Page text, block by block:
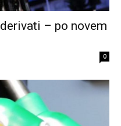
– po novem
0